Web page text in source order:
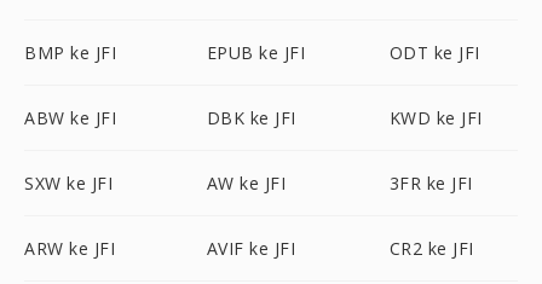
BMP ke JFI EPUB ke JFI ODT ke JFI
ABW ke JFI DBK ke JFI KWD ke JFI
SXW ke JFI AW ke JFI 3FR ke JFI
ARW ke JFI AVIF ke JFI CR2 ke JFI